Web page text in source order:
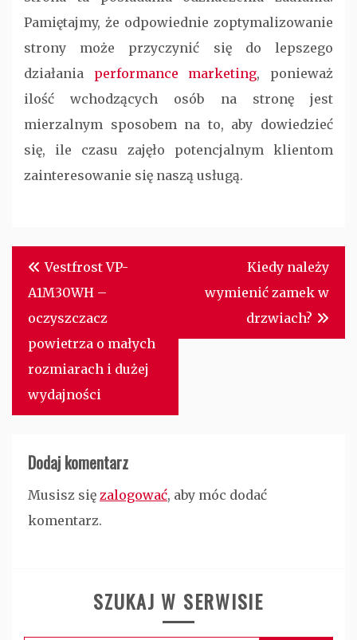
Pamiętajmy, że odpowiednie zoptymalizowanie
strony może przyczynić się do lepszego
działania performance marketing, ponieważ
ilość wchodzących osób na stronę jest
mierzalnym sposobem na to, aby dowiedzieć
się, ile czasu zajęło potencjalnym klientom
zainteresowanie się naszą usługą.
Nawigacja
wpisu
Vestfrost VP-
A1M30WH –
oczyszczacz
powietrza o małych
rozmiarach i dużej
wydajności
Kiedy należy
wymienić zamek w
drzwiach?
Dodaj komentarz
Musisz się zalogować, aby móc dodać
komentarz.
SZUKAJ W SERWISIE